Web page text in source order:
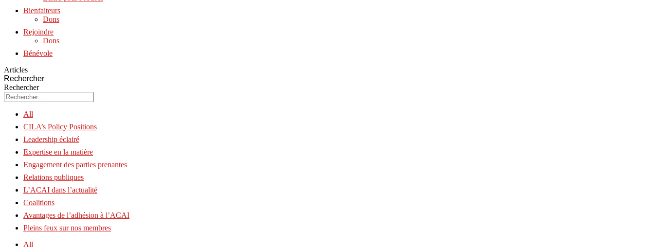
Bienfaiteurs
Dons
Rejoindre
Dons
Bénévole
Articles
Rechercher
Rechercher
All
CILA’s Policy Positions
Leadership éclairé
Expertise en la matière
Engagement des parties prenantes
Relations publiques
L’ACAI dans l’actualité
Coalitions
Avantages de l’adhésion à l’ACAI
Pleins feux sur nos membres
All